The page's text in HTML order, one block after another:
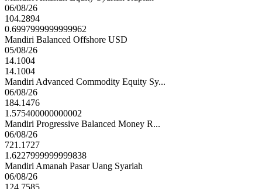
06/08/26
104.2894
0.6997999999999962
Mandiri Balanced Offshore USD
05/08/26
14.1004
14.1004
Mandiri Advanced Commodity Equity Sy...
06/08/26
184.1476
1.575400000000002
Mandiri Progressive Balanced Money R...
06/08/26
721.1727
1.6227999999999838
Mandiri Amanah Pasar Uang Syariah
06/08/26